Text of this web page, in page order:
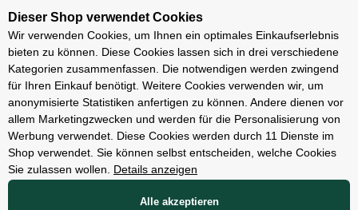
Unsere Filialen
Zubehör
Dieser Shop verwendet Cookies
Wir verwenden Cookies, um Ihnen ein optimales Einkaufserlebnis
bieten zu können. Diese Cookies lassen sich in drei verschiedene
Kategorien zusammenfassen. Die notwendigen werden zwingend
für Ihren Einkauf benötigt. Weitere Cookies verwenden wir, um
anonymisierte Statistiken anfertigen zu können. Andere dienen vor
allem Marketingzwecken und werden für die Personalisierung von
Werbung verwendet. Diese Cookies werden durch 11 Dienste im
Shop verwendet. Sie können selbst entscheiden, welche Cookies
Sie zulassen wollen.
Details anzeigen
Alle akzeptieren